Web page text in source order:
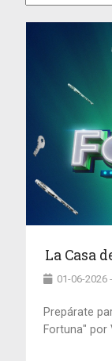
La Casa
01-06-2026
Prepárate
Fortuna" por